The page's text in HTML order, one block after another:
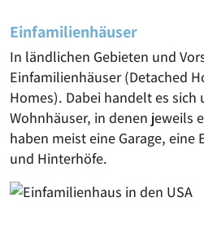
Einfamilienhäuser
In ländlichen Gebieten und
Einfamilienhäuser (Detached
Homes). Dabei handelt es sich
Wohnhäuser, in denen jeweils
haben meist eine Garage, eine
und Hinterhöfe.